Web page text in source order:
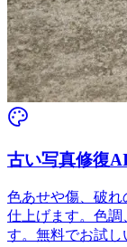
古い写真修復
色あせや傷、破
仕上げます。色調
す。無料でお試し